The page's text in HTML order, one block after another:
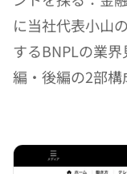
に当社代表小山
するBNPLの業
編・後編の2部構